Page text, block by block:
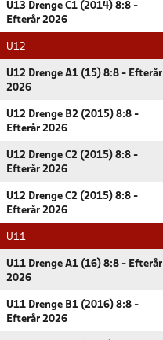
U13 Drenge C1 (2014) 8:8 -
Efterår 2026
U12
U12 Drenge A1 (15) 8:8 - Efterår
2026
U12 Drenge B2 (2015) 8:8 -
Efterår 2026
U12 Drenge C2 (2015) 8:8 -
Efterår 2026
U12 Drenge C2 (2015) 8:8 -
Efterår 2026
U11
U11 Drenge A1 (16) 8:8 - Efterår
2026
U11 Drenge B1 (2016) 8:8 -
Efterår 2026